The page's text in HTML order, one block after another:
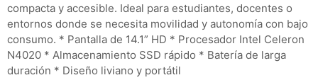
compacta y accesible. Ideal para estudiantes, docentes o
entornos donde se necesita movilidad y autonomía con bajo
consumo. * Pantalla de 14.1” HD * Procesador Intel Celeron
N4020 * Almacenamiento SSD rápido * Batería de larga
duración * Diseño liviano y portátil